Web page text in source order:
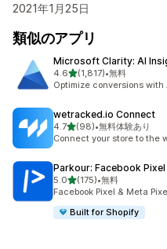
2021年1月25日
類似のアプリ
Microsoft Clarity: AI
4.65つ星中
(1,817)
合計レビュー数：1817件
•無料
Optimize conversions
wetracked.io Connect
4.75つ星中
(98)
合計レビュー数：98件
•無料体験あり
Connect your store to the
Parkour: Facebook Pixel
5.05つ星中
(175)
合計レビュー数：175件
•無料
Facebook Pixel & Meta
Built for Shopify